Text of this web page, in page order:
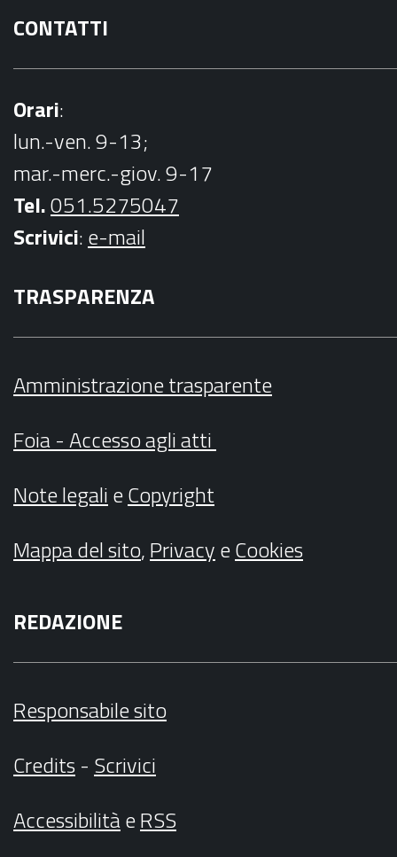
CONTATTI
Orari:
lun.-ven. 9-13;
mar.-merc.-giov. 9-17
Tel.051.5275047
Scrivici:e-mail
TRASPARENZA
Amministrazione trasparente
Foia - Accesso agli atti
Note legalieCopyright
Mappa del sito,PrivacyeCookies
REDAZIONE
Responsabile sito
Credits- Scrivici
AccessibilitàeRSS